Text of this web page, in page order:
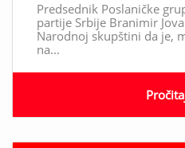
Predsednik Poslaničke
partije Srbije Branimir
Narodnoj skupštini da je,
na...